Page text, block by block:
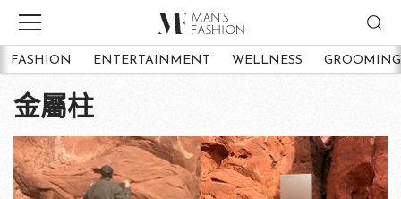
FASHION ENTERTAINMENT WELLNESS GROOMING
金屬柱